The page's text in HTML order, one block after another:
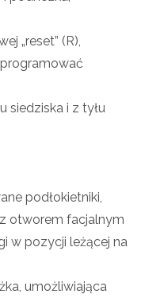
„reset” (R),
siedziska i z tyłu
podłokietniki,
otworem facjalnym
w pozycji leżącej na
umożliwiająca